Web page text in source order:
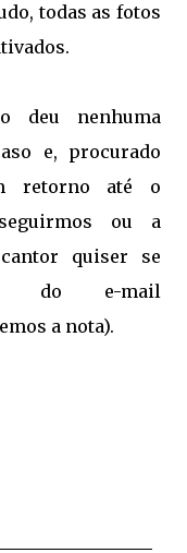
todas as fotos
deu nenhuma
e, procurado
retorno até o
ou a
quiser se
do e-mail
a nota).